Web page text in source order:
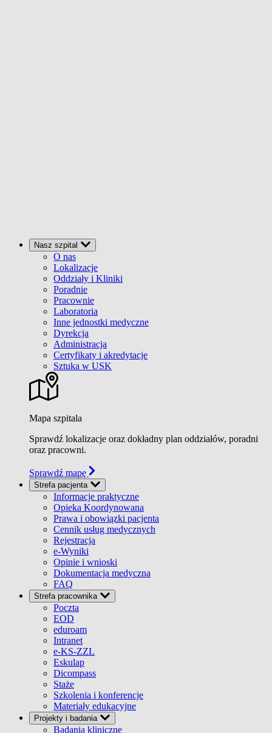
Nasz szpital
O nas
Lokalizacje
Oddziały i Kliniki
Poradnie
Pracownie
Laboratoria
Inne jednostki medyczne
Dyrekcja
Administracja
Certyfikaty i akredytacje
Sztuka w USK
Mapa szpitala
Sprawdź lokalizacje oraz dokładny plan oddziałów, poradni
oraz pracowni.
Sprawdź mapę
Strefa pacjenta
Informacje praktyczne
Opieka Koordynowana
Prawa i obowiązki pacjenta
Cennik usług medycznych
Rejestracja
e-Wyniki
Opinie i wnioski
Dokumentacja medyczna
FAQ
Strefa pracownika
Poczta
EOD
eduroam
Intranet
e-KS-ZZL
Eskulap
Dicompass
Staże
Szkolenia i konferencje
Materiały edukacyjne
Projekty i badania
Badania kliniczne